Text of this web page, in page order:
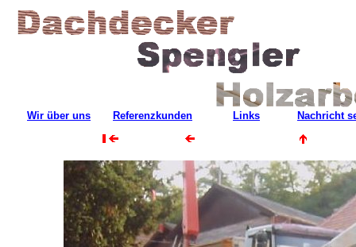
Wir über uns Referenzkunden Links Nachricht